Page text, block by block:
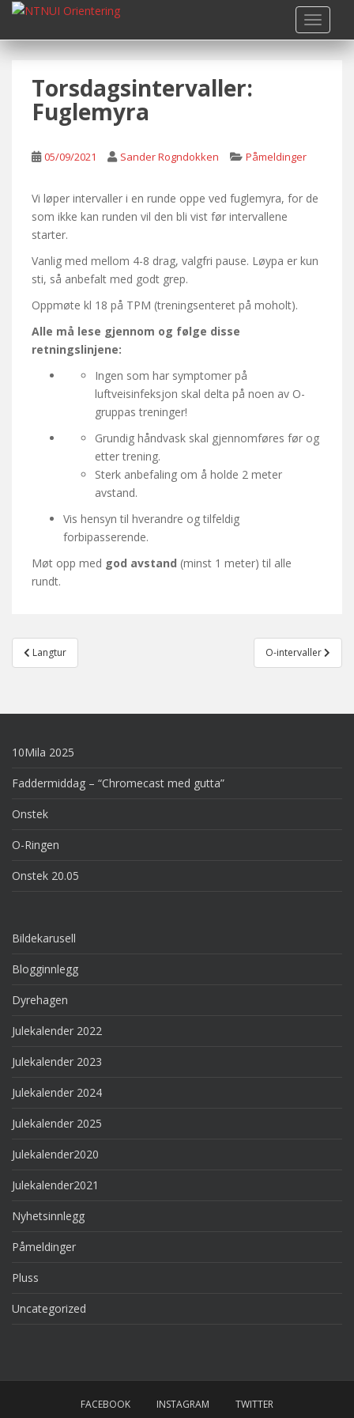
i
Torsdagsintervaller:
Fuglemyra
05/09/2021 Sander Rogndokken Påmeldinger
Vi løper intervaller i en runde oppe ved fuglemyra, for de
som ikke kan runden vil den bli vist før intervallene
starter.
Vanlig med mellom 4-8 drag, valgfri pause. Løypa er kun
sti, så anbefalt med godt grep.
Oppmøte kl 18 på TPM (treningsenteret på moholt).
Alle må lese gjennom og følge disse
retningslinjene:
Ingen som har symptomer på
luftveisinfeksjon skal delta på noen av O-
gruppas treninger!
Grundig håndvask skal gjennomføres før og
etter trening.
Sterk anbefaling om å holde 2 meter
avstand.
Vis hensyn til hverandre og tilfeldig
forbipasserende.
Møt opp med god avstand (minst 1 meter) til alle
rundt.
Post
navigation
Langtur O-intervaller
10Mila 2025
Faddermiddag – “Chromecast med gutta”
Onstek
O-Ringen
Onstek 20.05
Bildekarusell
Blogginnlegg
Dyrehagen
Julekalender 2022
Julekalender 2023
Julekalender 2024
Julekalender 2025
Julekalender2020
Julekalender2021
Nyhetsinnlegg
Påmeldinger
Pluss
Uncategorized
FACEBOOK INSTAGRAM TWITTER